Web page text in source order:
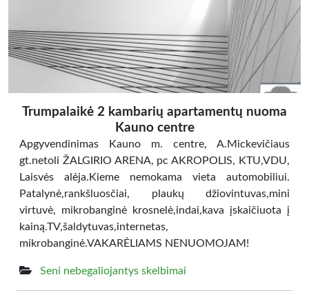
Trumpalaikė 2 kambarių apartamentų nuoma
Kauno centre
Apgyvendinimas Kauno m. centre, A.Mickevičiaus
gt.netoli ŽALGIRIO ARENA, pc AKROPOLIS, KTU,VDU,
Laisvės alėja.Kieme nemokama vieta automobiliui.
Patalynė,rankšluosčiai, plaukų džiovintuvas,mini
virtuvė, mikrobanginė krosnelė,indai,kava įskaičiuota į
kainą.TV,šaldytuvas,internetas,
mikrobanginė.VAKARĖLIAMS NENUOMOJAM!
Seni nebegaliojantys skelbimai